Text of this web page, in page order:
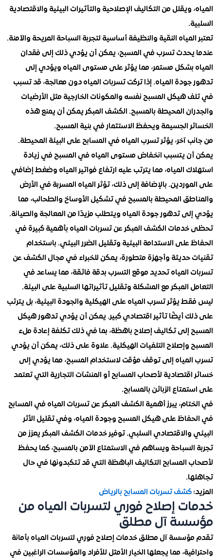
ويقلل من التكاليف الإصلاحية والتأثيرات البيئية والاقتصادية
النقية والنظيفة أساسية لتجربة السباحة المريحة والآمنة.
يحدث تسرب في المسبح، يمكن أن يؤدي ذلك إلى فقدان
بشكل مستمر، مما يؤثر على مستوى المياه ويؤدي إلى
المياه. إذا تركت تسربات المياه دون معالجة، قد تسبب
هيكل المسبح نفسه والمكونات الخارجية مثل الأرضيات
المحيطة بالمسبح. الكشف المبكر يمكن أن يمنع هذه
الجسيمة ويحفظ الاستثمار في بنية المسبح.
آخر، يؤثر تسرب المياه في المسابح على البيئة المحيطة.
يتسبب انخفاض مستوى المياه في المسبح في زيادة
المياه، مما يترتب عليه ارتفاع فواتير المياه وضغط إضافي
بالإضافة إلى ذلك، تؤثر المياه المسربة في الأرض
المحيطة بالمسبح في تشكيل الأوساخ والطحالب، مما
تدهور جودة المياه ويتطلب مزيدًا من المعالجة والصيانة.
الكشف المبكر عن تسربات المياه بأهمية كبيرة في
على الاستدامة البيئية وتقليل الضرر البيئي. باستخدام
حديثة وأجهزة متطورة، يمكن للخبراء في مجال الكشف عن
المياه تحديد موقع التسرب بدقة فائقة، مما يساعد في
المبكر مع المشكلة وتقليل تأثيراتها السلبية على البيئة.
يؤثر تسرب المياه على الهيكلية والجودة البيئية، بل يترتب
أيضًا تأثير اقتصادي كبير. يمكن أن يؤدي تدهور هيكل
إلى تكاليف إصلاح باهظة، بما في ذلك تكلفة إعادة ملء
وإصلاح التلفيات الهيكلية. علاوة على ذلك، يمكن أن يؤدي
إلى توقف مؤقت لاستخدام المسبح، مما يؤدي إلى
لأصحاب المسابح أو المنشآت التجارية التي تعتمد
الزبائن بالمسابح.
يبرز أهمية الكشف المبكر عن تسربات المياه في المسابح
على هيكل المسبح وجودة المياه، وفي تقليل الأثر
والاقتصادي السلبي. توفير خدمات الكشف المبكر يعزز من
ويساهم في الاستمتاع الآمن بالمسبح، كما يحفظ
المسابح التكاليف الباهظة التي قد تتكبدونها في حال
كشف تسربات المسابح بالرياض
إصلاح فوري لتسربات المياه من
آل مطلق
آل مطلق خدمات إصلاح فوري لتسربات المياه بأمانة
مما يجعلها الخيار الأمثل للأفراد والمؤسسات الراغبين في